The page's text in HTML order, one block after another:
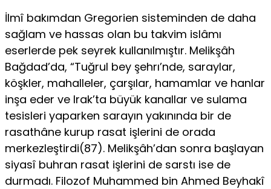
İlmî bakımdan Gregorien sisteminden de daha
sağlam ve hassas olan bu takvim islâmı
eserlerde pek seyrek kullanılmıştır. Melikşâh
Bağdad’da, “Tuğrul bey şehrı’nde, saraylar,
köşkler, mahalleler, çarşılar, hamamlar ve hanlar
inşa eder ve Irak’ta büyük kanallar ve sulama
tesisleri yaparken sarayın yakınında bir de
rasathâne kurup rasat işlerini de orada
merkezleştirdi(87). Melikşâh’dan sonra başlayan
siyasî buhran rasat işlerini de sarstı ise de
durmadı. Filozof Muhammed bin Ahmed Beyhakî